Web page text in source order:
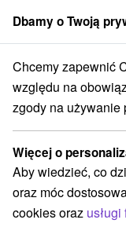
członek grupySorger
Slovensko
Dwór w
Wyświetl stronę
+421 917 908
Dbamy o Twoją
Chcemy zapewnić
względu na
zgody na używanie
Więcej o
Aby wiedzieć, co
oraz móc
cookies oraz